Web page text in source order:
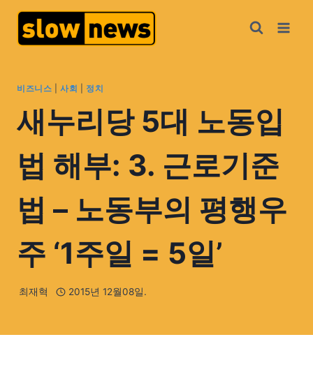
비즈니스 |사회 정치
새누리당 5대 노동입
법 해부: 3. 근로기준
법 – 노동부의 평행우
주 ‘1주일 = 5일’
최재혁 2015년 12월08일.